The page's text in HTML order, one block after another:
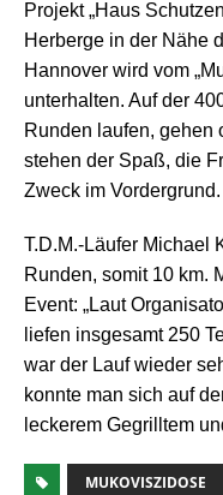
Projekt „Haus
Herberge in der Nähe
Hannover wird vom
unterhalten. Auf der
Runden laufen, gehen
stehen der Spaß, die
Zweck im Vordergrund.
T.D.M.-Läufer Michael
Runden, somit 10 km.
Event: „Laut
liefen insgesamt 250
war der Lauf wieder
konnte man sich auf
leckerem Gegrilltem
MUKOVISZIDOSE